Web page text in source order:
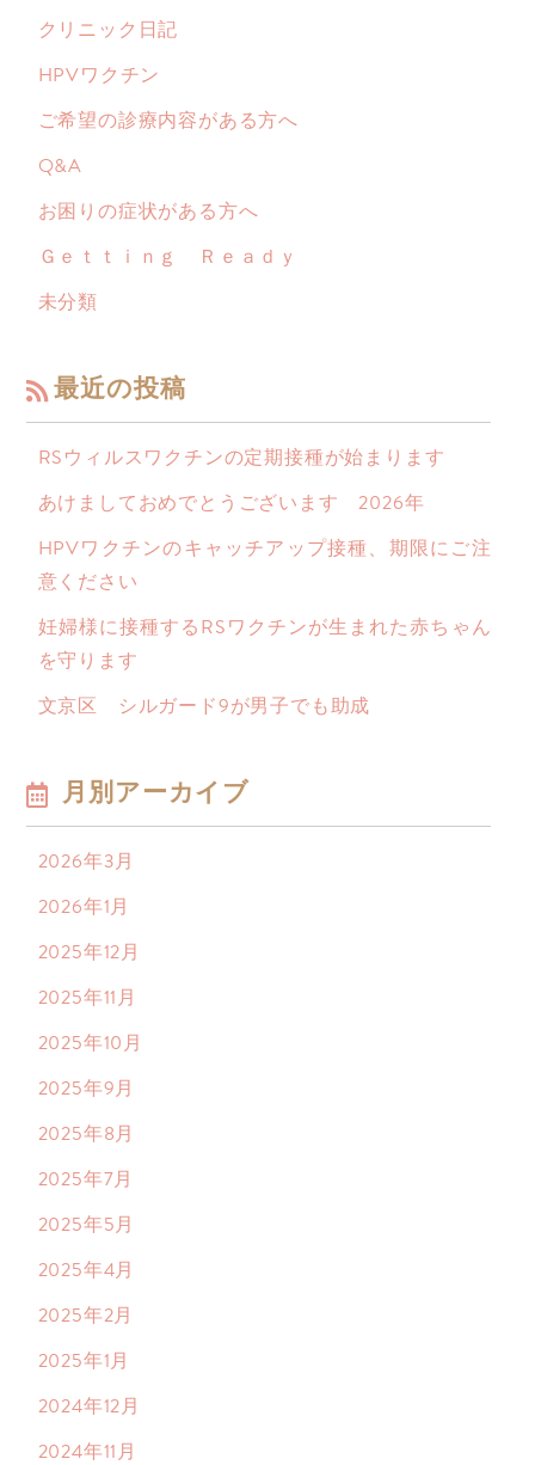
クリニック日記
HPVワクチン
ご希望の診療内容がある方へ
Q&A
お困りの症状がある方へ
Ｇｅｔｔｉｎｇ Ｒｅａｄｙ
未分類
最近の投稿
RSウィルスワクチンの定期接種が始まります
あけましておめでとうございます 2026年
HPVワクチンのキャッチアップ接種、期限にご注
意ください
妊婦様に接種するRSワクチンが生まれた赤ちゃん
を守ります
文京区 シルガード9が男子でも助成
月別アーカイブ
2026年3月
2026年1月
2025年12月
2025年11月
2025年10月
2025年9月
2025年8月
2025年7月
2025年5月
2025年4月
2025年2月
2025年1月
2024年12月
2024年11月